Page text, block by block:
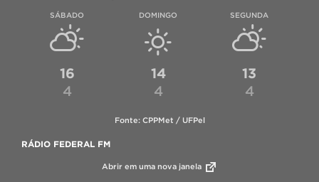
SÁBADO
16
4
DOMINGO
14
4
SEGUNDA
13
4
Fonte: CPPMet / UFPel
RÁDIO FEDERAL FM
Abrir em uma nova janela